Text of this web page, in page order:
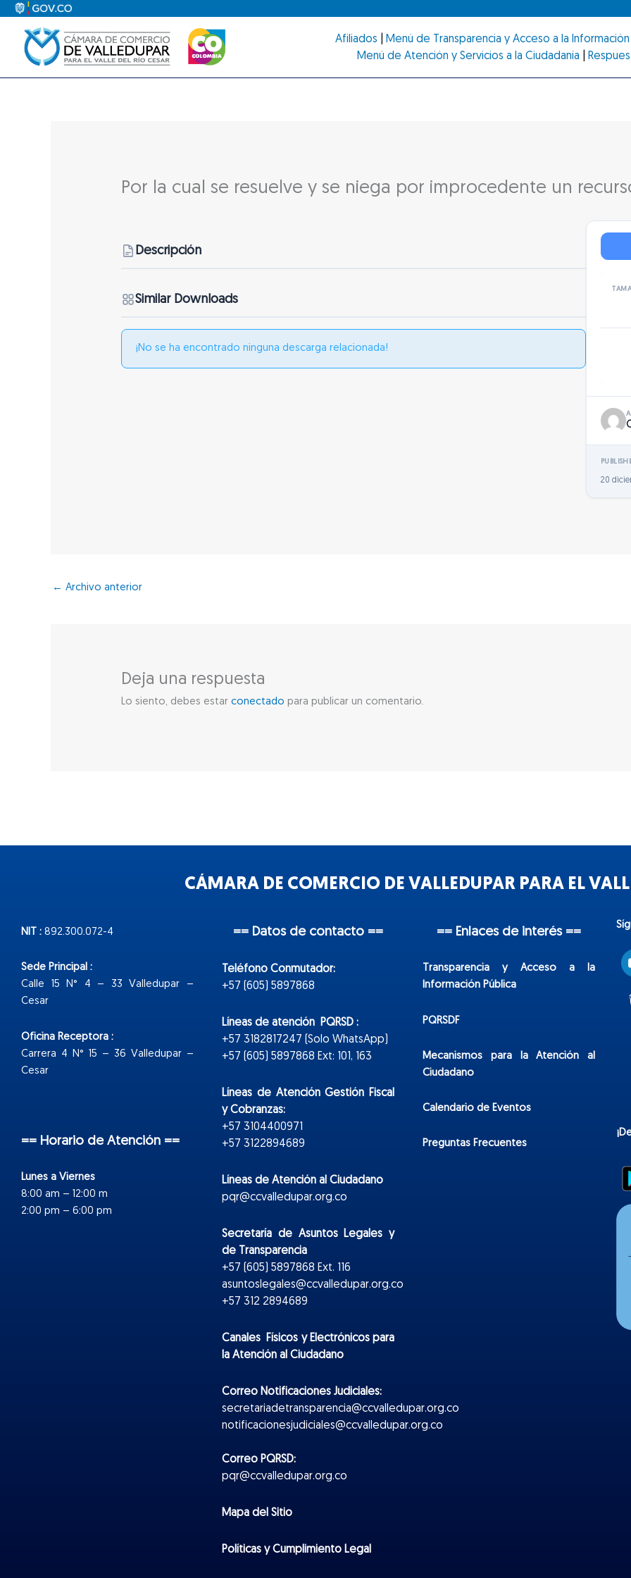
contenido
Afiliados Menú de Transparencia y Acceso a la Información
Menú de Atención y Servicios a la Ciudadanía
Por la cual se resuelve y se niega por improcedente un
Descripción
Similar Downloads
¡No se ha encontrado ninguna descarga relacionada!
20
← Archivo anterior
Deja una respuesta
Lo siento, debes estarconectado para publicar un comentario.
CÁMARA DE COMERCIO DE VALLEDUPAR PARA EL
NIT : 892.300.072-4
Sede Principal :
Calle 15 N° 4 – 33 Valledupar –
Cesar
Oficina Receptora :
Carrera 4 N° 15 – 36 Valledupar –
Cesar
== Horario de Atención ==
Lunes a Viernes
8:00 am – 12:00 m
2:00 pm – 6:00 pm
== Datos de contacto ==
Teléfono Conmutador:
+57 (605) 5897868
Líneas de atención PQRSD :
+57 3182817247 (Solo WhatsApp)
+57 (605) 5897868 Ext: 101, 163
Líneas de Atención Gestión Fiscal
y Cobranzas:
+57 3104400971
+57 3122894689
Líneas de Atención al Ciudadano
pqr@ccvalledupar.org.co
Secretaría de Asuntos Legales y
de Transparencia
+57 (605) 5897868 Ext. 116
asuntoslegales@ccvalledupar.org.co
+57 312 2894689
Canales Físicos yElectrónicospara
la Atención al Ciudadano
Correo Notificaciones Judiciales:
secretariadetransparencia@ccvalledupar.org.co
notificacionesjudiciales@ccvalledupar.org.co
Correo PQRSD:
pqr@ccvalledupar.org.co
Mapa del Sitio
Políticas y Cumplimiento Legal
== Enlaces de interés ==
Transparencia y Acceso a la
Información Pública
PQRSDF
Mecanismos para la Atención al
Ciudadano
Calendario de Eventos
Preguntas Frecuentes